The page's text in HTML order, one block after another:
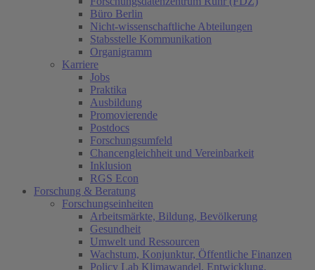
Büro Berlin
Nicht-wissenschaftliche Abteilungen
Stabsstelle Kommunikation
Organigramm
Karriere
Jobs
Praktika
Ausbildung
Promovierende
Postdocs
Forschungsumfeld
Chancengleichheit und Vereinbarkeit
Inklusion
RGS Econ
Forschung & Beratung
Forschungseinheiten
Arbeitsmärkte, Bildung, Bevölkerung
Gesundheit
Umwelt und Ressourcen
Wachstum, Konjunktur, Öffentliche Finanzen
Policy Lab Klimawandel, Entwicklung,